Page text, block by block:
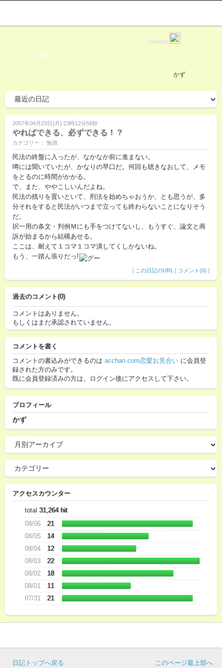
love2log
日記
かず
2007年04月23日(月) 23時12分56秒
やればできる、必ずできる！？
カテゴリー： 勉強
民法の終盤に入ったが、なかなか前に進まない。
噂には聞いていたが、かなりの早口だ。何回も聴きなおして、メモ
をとるのに時間がかかる。
で、また、ややこしいんだよね。
民法の残りを置いといて、刑法を始めちゃおうか、とも思うが、多
分それをすると民法がいつまで立っても終わらないことになりそう
だ。
択一用の条文・判例Ｍにも手をつけてないし、もうすぐ、論文と商
訴が始まるから結構あせる。
ここは、耐えて１コマ１コマ潰してくしかないね。
もう、一踏ん張りだっ!
| この日記のURL | コメント(0) |
過去のコメント(0)
コメントはありません。
もしくはまだ承認されていません。
コメントを書く
コメントの書込みができるのは acchan.com恋愛お見合い に会員登
録された方のみです。
既に会員登録済みの方は、ログイン後にアクセスして下さい。
プロフィール
かず
アクセスカウンター
total 31,264 hit
08/06
21
08/05
14
08/04
12
08/03
22
08/02
18
08/01
11
07/31
21
このページ最上部へ
日記トップへ戻る